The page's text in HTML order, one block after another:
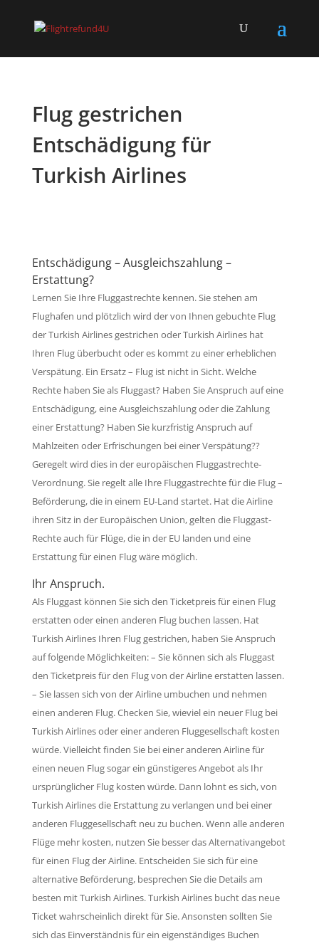
Flug gestrichen
Entschädigung für
Turkish Airlines
Entschädigung – Ausgleichszahlung –
Erstattung?
Lernen Sie Ihre Fluggastrechte kennen. Sie stehen am
Flughafen und plötzlich wird der von Ihnen gebuchte Flug
der Turkish Airlines gestrichen oder Turkish Airlines hat
Ihren Flug überbucht oder es kommt zu einer erheblichen
Verspätung. Ein Ersatz – Flug ist nicht in Sicht. Welche
Rechte haben Sie als Fluggast? Haben Sie Anspruch auf eine
Entschädigung, eine Ausgleichszahlung oder die Zahlung
einer Erstattung? Haben Sie kurzfristig Anspruch auf
Mahlzeiten oder Erfrischungen bei einer Verspätung??
Geregelt wird dies in der europäischen Fluggastrechte-
Verordnung. Sie regelt alle Ihre Fluggastrechte für die Flug –
Beförderung, die in einem EU-Land startet. Hat die Airline
ihren Sitz in der Europäischen Union, gelten die Fluggast-
Rechte auch für Flüge, die in der EU landen und eine
Erstattung für einen Flug wäre möglich.
Ihr Anspruch.
Als Fluggast können Sie sich den Ticketpreis für einen Flug
erstatten oder einen anderen Flug buchen lassen. Hat
Turkish Airlines Ihren Flug gestrichen, haben Sie Anspruch
auf folgende Möglichkeiten: – Sie können sich als Fluggast
den Ticketpreis für den Flug von der Airline erstatten lassen.
– Sie lassen sich von der Airline umbuchen und nehmen
einen anderen Flug. Checken Sie, wieviel ein neuer Flug bei
Turkish Airlines oder einer anderen Fluggesellschaft kosten
würde. Vielleicht finden Sie bei einer anderen Airline für
einen neuen Flug sogar ein günstigeres Angebot als Ihr
ursprünglicher Flug kosten würde. Dann lohnt es sich, von
Turkish Airlines die Erstattung zu verlangen und bei einer
anderen Fluggesellschaft neu zu buchen. Wenn alle anderen
Flüge mehr kosten, nutzen Sie besser das Alternativangebot
für einen Flug der Airline. Entscheiden Sie sich für eine
alternative Beförderung, besprechen Sie die Details am
besten mit Turkish Airlines. Turkish Airlines bucht das neue
Ticket wahrscheinlich direkt für Sie. Ansonsten sollten Sie
sich das Einverständnis für ein eigenständiges Buchen